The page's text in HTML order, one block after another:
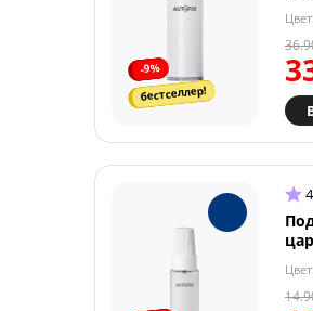
-9%
бестселлер!
Цвет:
Цвет: